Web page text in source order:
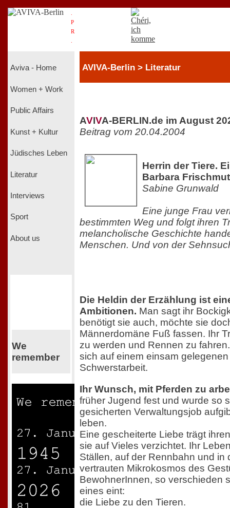
P
R
Aviva - Home
Women + Work
Public Affairs
Kunst + Kultur
Jüdisches Leben
Literatur
Interviews
Sport
About us
We
remember
AVIVA-Berlin > Literatur
AVIVA-BERLIN.de im August
Beitrag vom 20.04.2004
Herrin der Tiere.
Barbara
Sabine Grunwald
Eine junge Frau
bestimmten Weg und folgt ihren
melancholische Geschichte
Menschen. Und von der
Die Heldin der Erzählung ist
Ambitionen. Man sagt ihr
benötigt sie auch, möchte sie
Männerdomäne Fuß fassen. Ihr
zu werden und Rennen zu
sich auf einem einsam
Schwerstarbeit.
Ihr Wunsch, mit Pferden zu
früher Jugend fest und wurde so
gesicherten Verwaltungsjob
leben.
Eine gescheiterte Liebe trägt
sie auf Vieles verzichtet. Ihr
Ställen, auf der Rennbahn und in
vertrauten Mikrokosmos des
BewohnerInnen, so verschieden
eines eint:
die Liebe zu den Tieren.